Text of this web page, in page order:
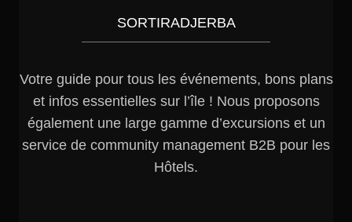
SORTIRADJERBA
Votre guide pour tous les événements, bons plans
et infos essentielles sur l’île ! Nous proposons
également une large gamme d’excursions et un
service de community management B2B pour les
Hôtels.